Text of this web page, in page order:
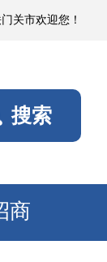
南部垦区风
关市欢迎您！
商